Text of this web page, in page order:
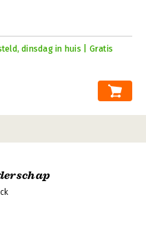
dinsdag in huis | Gratis